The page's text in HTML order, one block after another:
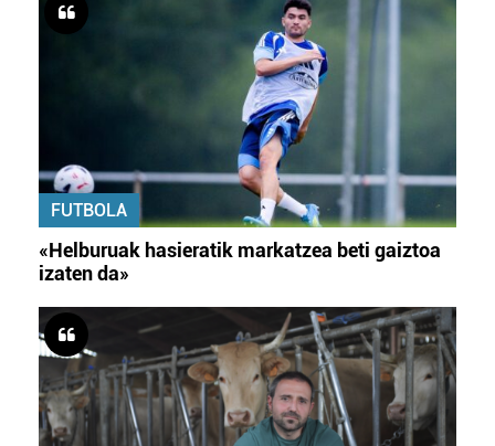
FUTBOLA
«Helburuak hasieratik markatzea beti gaiztoa
izaten da»